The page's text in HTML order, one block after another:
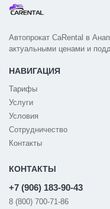
Автопрокат CaRental в
актуальными ценами и
НАВИГАЦИЯ
Тарифы
Услуги
Условия
Сотрудничество
Контакты
КОНТАКТЫ
+7 (906) 183-90-43
8 (800) 700-71-86